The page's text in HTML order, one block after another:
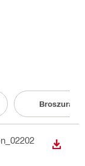
Broszura